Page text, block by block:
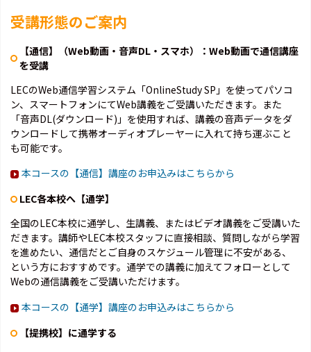
受講形態のご案内
【通信】（Web動画・音声DL・スマホ）：Web動画で通信講座
を受講
LECのWeb通信学習システム「OnlineStudy SP」を使ってパソコ
ン、スマートフォンにてWeb講義をご受講いただきます。また
「音声DL(ダウンロード)」を使用すれば、講義の音声データをダ
ウンロードして携帯オーディオプレーヤーに入れて持ち運ぶこと
も可能です。
本コースの【通信】講座のお申込みはこちらから
LEC各本校へ【通学】
全国のLEC本校に通学し、生講義、またはビデオ講義をご受講いた
だきます。講師やLEC本校スタッフに直接相談、質問しながら学習
を進めたい、通信だとご自身のスケジュール管理に不安がある、
という方におすすめです。通学での講義に加えてフォローとして
Webの通信講義をご受講いただけます。
本コースの【通学】講座のお申込みはこちらから
【提携校】に通学する